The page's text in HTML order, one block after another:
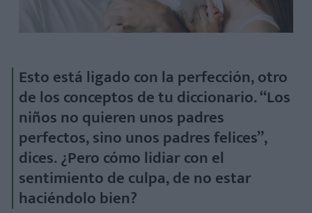
Esto está ligado con la perfección, otro
de los conceptos de tu diccionario. “Los
niños no quieren unos padres
perfectos, sino unos padres felices”,
dices. ¿Pero cómo lidiar con el
sentimiento de culpa, de no estar
haciéndolo bien?